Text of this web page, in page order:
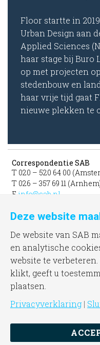
Floor startte in
Urban Design aan
Applied Sciences
haar stage bij Buro
op met projecten
stedenbouw en
haar vrije tijd gaat
nieuwe plekken te
Correspondentie SAB
T 020 – 520 64 00
T 026 – 357 69 11
E info@sab.nl
Bezoekadres
gevestigd in het INIT
unit 331b
Jacob Bontiusplaats 9
1018 LL Amsterdam
Bezoekadres Arnhem
Frombergdwarsstraat 54
6814 DZ Arnhem
Deze website
De website van SAB
en analytische
website te
klikt, geeft u
plaatsen.
Privacyverklaring |